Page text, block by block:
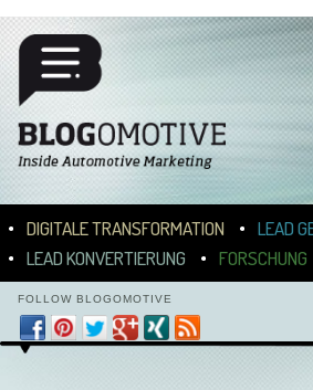
ZUM INHALT WECHSELN
ZUM SEKUNDÄREN INHALT WECHSELN
DIGITALE TRANSFORMATION
LEAD
LEAD KONVERTIERUNG
FORSCHUNG
FOLLOW BLOGOMOTIVE
Bilder-Navigation